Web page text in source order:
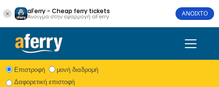
aFerry - Cheap ferry tickets
Άνοιγμα στην εφαρμογή aFerry ΑΝΟΙΧΤΟ
Eπιστροφή
μονή διαδρομή
Δαφορετική επιστοφή